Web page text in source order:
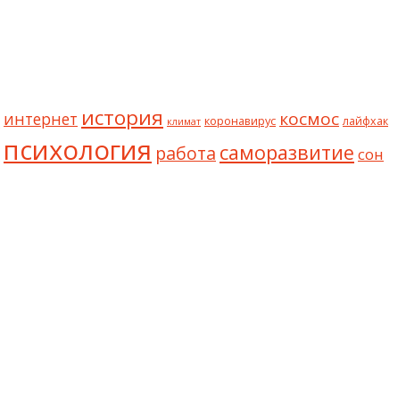
интернет история климат коронавирус космос лайфхак
психология работа саморазвитие сон